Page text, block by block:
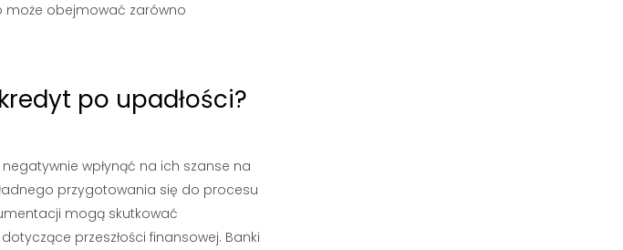
może obejmować zarówno
po upadłości?
wpłynąć na ich szanse na
przygotowania się do procesu
mogą skutkować
przeszłości finansowej. Banki